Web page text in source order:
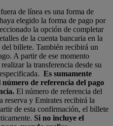
de línea es una forma de
elegido la forma de pago por
la opción de completar
de la cuenta bancaria en la
billete. También recibirá un
A partir de ese momento
la transferencia desde su
Es sumamente
de referencia del pago
El número de referencia del
reserva y Emirates recibirá la
de esta confirmación, el billete
Si no incluye el